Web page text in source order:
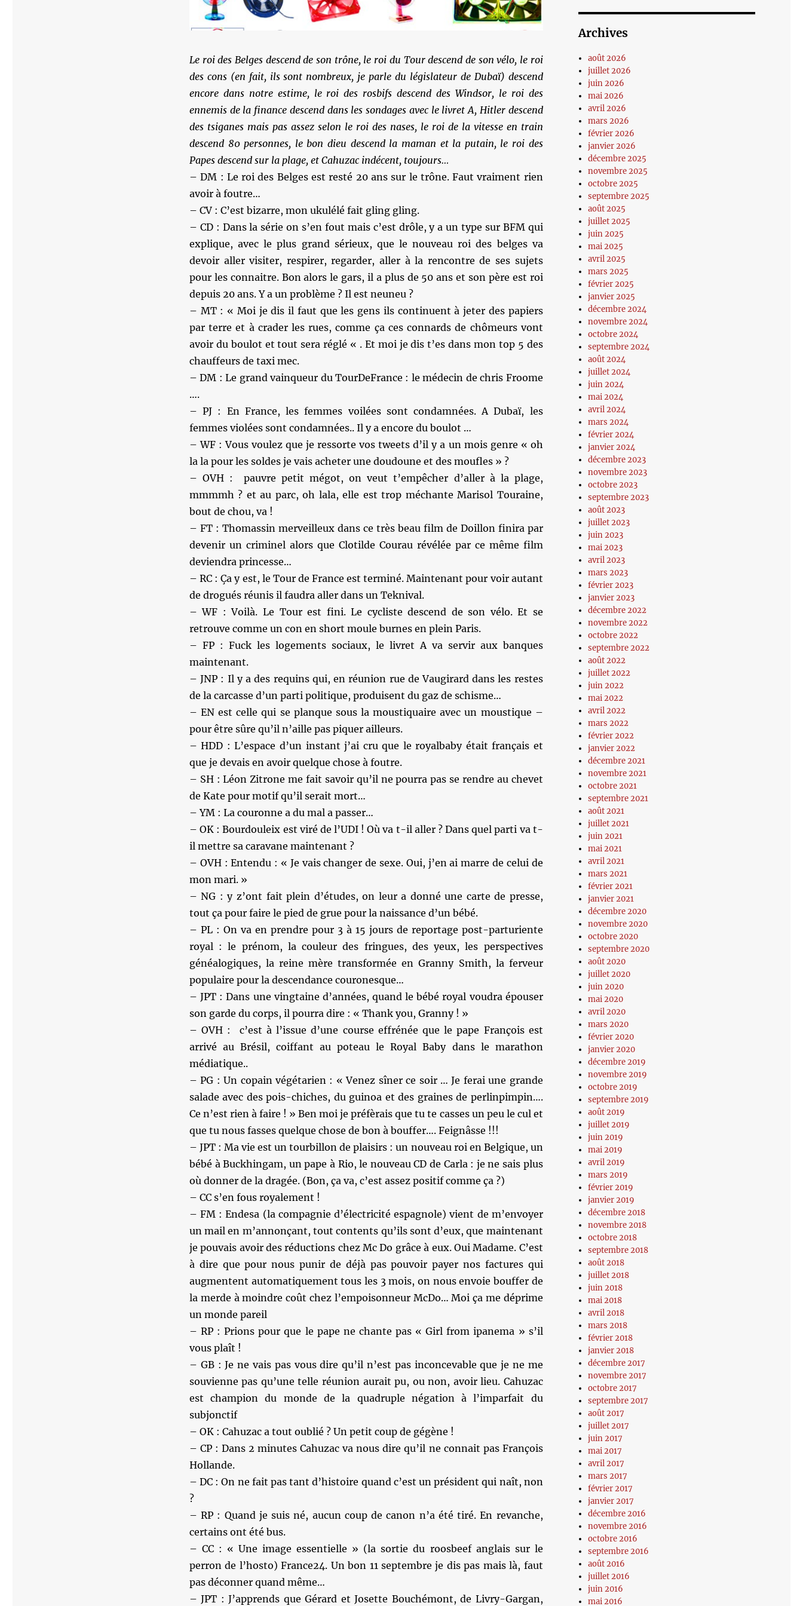
Le roi des Belges descend de son trône, le roi du Tour descend de son vélo, le roi
des cons (en fait, ils sont nombreux, je parle du législateur de Dubaï) descend
encore dans notre estime, le roi des rosbifs descend des Windsor, le roi des
ennemis de la finance descend dans les sondages avec le livret A, Hitler descend
des tsiganes mais pas assez selon le roi des nases, le roi de la vitesse en train
descend 80 personnes, le bon dieu descend la maman et la putain, le roi des
Papes descend sur la plage, et Cahuzac indécent, toujours…
– DM : Le roi des Belges est resté 20 ans sur le trône. Faut vraiment rien
avoir à foutre…
– CV : C’est bizarre, mon ukulélé fait gling gling.
– CD : Dans la série on s’en fout mais c’est drôle, y a un type sur BFM qui
explique, avec le plus grand sérieux, que le nouveau roi des belges va
devoir aller visiter, respirer, regarder, aller à la rencontre de ses sujets
pour les connaitre. Bon alors le gars, il a plus de 50 ans et son père est roi
depuis 20 ans. Y a un problème ? Il est neuneu ?
– MT : « Moi je dis il faut que les gens ils continuent à jeter des papiers
par terre et à crader les rues, comme ça ces connards de chômeurs vont
avoir du boulot et tout sera réglé « . Et moi je dis t’es dans mon top 5 des
chauffeurs de taxi mec.
– DM : Le grand vainqueur du TourDeFrance : le médecin de chris Froome
….
– PJ : En France, les femmes voilées sont condamnées. A Dubaï, les
femmes violées sont condamnées.. Il y a encore du boulot …
– WF : Vous voulez que je ressorte vos tweets d’il y a un mois genre « oh
la la pour les soldes je vais acheter une doudoune et des moufles » ?
– OVH : pauvre petit mégot, on veut t’empêcher d’aller à la plage,
mmmmh ? et au parc, oh lala, elle est trop méchante Marisol Touraine,
bout de chou, va !
– FT : Thomassin merveilleux dans ce très beau film de Doillon finira par
devenir un criminel alors que Clotilde Courau révélée par ce même film
deviendra princesse…
– RC : Ça y est, le Tour de France est terminé. Maintenant pour voir autant
de drogués réunis il faudra aller dans un Teknival.
– WF : Voilà. Le Tour est fini. Le cycliste descend de son vélo. Et se
retrouve comme un con en short moule burnes en plein Paris.
– FP : Fuck les logements sociaux, le livret A va servir aux banques
maintenant.
– JNP : Il y a des requins qui, en réunion rue de Vaugirard dans les restes
de la carcasse d’un parti politique, produisent du gaz de schisme…
– EN est celle qui se planque sous la moustiquaire avec un moustique –
pour être sûre qu’il n’aille pas piquer ailleurs.
– HDD : L’espace d’un instant j’ai cru que le ‪‎royalbaby‬ était français et
que je devais en avoir quelque chose à foutre.
– SH : Léon Zitrone me fait savoir qu’il ne pourra pas se rendre au chevet
de Kate pour motif qu’il serait mort…
– YM : La couronne a du mal a passer…
– OK : Bourdouleix est viré de l’UDI ! Où va t-il aller ? Dans quel parti va t-
il mettre sa caravane maintenant ?
– OVH : Entendu : « Je vais changer de sexe. Oui, j’en ai marre de celui de
mon mari. »
– NG : y z’ont fait plein d’études, on leur a donné une carte de presse,
tout ça pour faire le pied de grue pour la naissance d’un bébé.
– PL : On va en prendre pour 3 à 15 jours de reportage post-parturiente
royal : le prénom, la couleur des fringues, des yeux, les perspectives
généalogiques, la reine mère transformée en Granny Smith, la ferveur
populaire pour la descendance couronesque…
– JPT : Dans une vingtaine d’années, quand le bébé royal voudra épouser
son garde du corps, il pourra dire : « Thank you, Granny ! »
– OVH : c’est à l’issue d’une course effrénée que le pape François est
arrivé au Brésil, coiffant au poteau le Royal Baby dans le marathon
médiatique..
– PG : Un copain végétarien : « Venez sîner ce soir … Je ferai une grande
salade avec des pois-chiches, du guinoa et des graines de perlinpimpin….
Ce n’est rien à faire ! » Ben moi je préfèrais que tu te casses un peu le cul et
que tu nous fasses quelque chose de bon à bouffer…. Feignâsse !!!
– JPT : Ma vie est un tourbillon de plaisirs : un nouveau roi en Belgique, un
bébé à Buckhingam, un pape à Rio, le nouveau CD de Carla : je ne sais plus
où donner de la dragée. (Bon, ça va, c’est assez positif comme ça ?)
– CC s’en fous royalement !
– FM : Endesa (la compagnie d’électricité espagnole) vient de m’envoyer
un mail en m’annonçant, tout contents qu’ils sont d’eux, que maintenant
je pouvais avoir des réductions chez Mc Do grâce à eux. Oui Madame. C’est
à dire que pour nous punir de déjà pas pouvoir payer nos factures qui
augmentent automatiquement tous les 3 mois, on nous envoie bouffer de
la merde à moindre coût chez l’empoisonneur McDo… Moi ça me déprime
un monde pareil
– RP : Prions pour que le pape ne chante pas « Girl from ipanema » s’il
vous plaît !
– GB : Je ne vais pas vous dire qu’il n’est pas inconcevable que je ne me
souvienne pas qu’une telle réunion aurait pu, ou non, avoir lieu. Cahuzac
est champion du monde de la quadruple négation à l’imparfait du
subjonctif
– OK : Cahuzac a tout oublié ? Un petit coup de gégène !
– CP : Dans 2 minutes Cahuzac va nous dire qu’il ne connait pas François
Hollande.
– DC : On ne fait pas tant d’histoire quand c’est un président qui naît, non
?
– RP : Quand je suis né, aucun coup de canon n’a été tiré. En revanche,
certains ont été bus.
– CC : « Une image essentielle » (la sortie du roosbeef anglais sur le
perron de l’hosto) France24. Un bon 11 septembre je dis pas mais là, faut
pas déconner quand même…
– JPT : J’apprends que Gérard et Josette Bouchémont, de Livry-Gargan,
Archives
août 2026
juillet 2026
juin 2026
mai 2026
avril 2026
mars 2026
février 2026
janvier 2026
décembre 2025
novembre 2025
octobre 2025
septembre 2025
août 2025
juillet 2025
juin 2025
mai 2025
avril 2025
mars 2025
février 2025
janvier 2025
décembre 2024
novembre 2024
octobre 2024
septembre 2024
août 2024
juillet 2024
juin 2024
mai 2024
avril 2024
mars 2024
février 2024
janvier 2024
décembre 2023
novembre 2023
octobre 2023
septembre 2023
août 2023
juillet 2023
juin 2023
mai 2023
avril 2023
mars 2023
février 2023
janvier 2023
décembre 2022
novembre 2022
octobre 2022
septembre 2022
août 2022
juillet 2022
juin 2022
mai 2022
avril 2022
mars 2022
février 2022
janvier 2022
décembre 2021
novembre 2021
octobre 2021
septembre 2021
août 2021
juillet 2021
juin 2021
mai 2021
avril 2021
mars 2021
février 2021
janvier 2021
décembre 2020
novembre 2020
octobre 2020
septembre 2020
août 2020
juillet 2020
juin 2020
mai 2020
avril 2020
mars 2020
février 2020
janvier 2020
décembre 2019
novembre 2019
octobre 2019
septembre 2019
août 2019
juillet 2019
juin 2019
mai 2019
avril 2019
mars 2019
février 2019
janvier 2019
décembre 2018
novembre 2018
octobre 2018
septembre 2018
août 2018
juillet 2018
juin 2018
mai 2018
avril 2018
mars 2018
février 2018
janvier 2018
décembre 2017
novembre 2017
octobre 2017
septembre 2017
août 2017
juillet 2017
juin 2017
mai 2017
avril 2017
mars 2017
février 2017
janvier 2017
décembre 2016
novembre 2016
octobre 2016
septembre 2016
août 2016
juillet 2016
juin 2016
mai 2016